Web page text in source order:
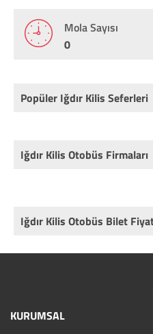
Mola Sayısı
0
Popüler Iğdır Kilis Seferleri
Iğdır Kilis Otobüs Firmaları
Iğdır Kilis Otobüs Bilet
KURUMSAL